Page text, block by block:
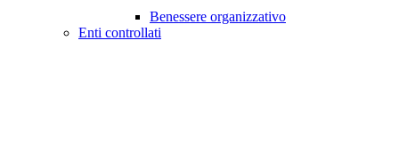
Benessere organizzativo
Enti controllati